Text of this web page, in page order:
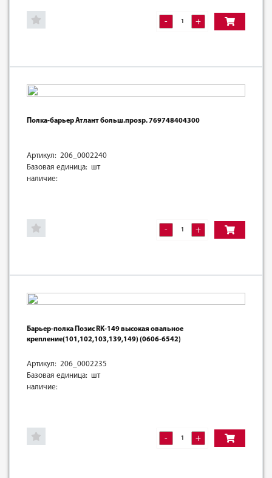
- +
Полка-барьер Атлант больш.прозр. 769748404300
Артикул: 206_0002240
Базовая единица: шт
наличие:
- +
Барьер-полка Позис RK-149 высокая овальное
крепление(101,102,103,139,149) (0606-6542)
Артикул: 206_0002235
Базовая единица: шт
наличие:
- +